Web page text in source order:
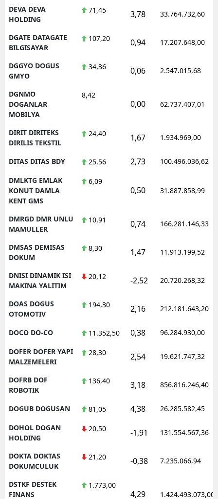
DEVA DEVA
HOLDING
71,45 3,78 33.764.732,60
DGATE DATAGATE
BILGISAYAR
107,20 0,94 17.207.648,00
DGGYO DOGUS
GMYO
34,36 0,06 2.547.015,68
DGNMO
DOGANLAR
MOBILYA
8,42
0,00 62.737.407,01
DIRIT DIRITEKS
DIRILIS TEKSTIL
24,40 1,67 1.934.969,00
DITAS DITAS BDY 25,56 2,73 100.496.036,62
DMLKTG EMLAK
KONUT DAMLA
KENT GMS
6,09
0,50 31.887.858,99
DMRGD DMR UNLU
MAMULLER
10,91 0,74 166.281.146,33
DMSAS DEMISAS
DOKUM
8,30 1,47 11.913.199,52
DNISI DINAMIK ISI
MAKINA YALITIM
20,12 -2,52 20.720.268,32
DOAS DOGUS
OTOMOTIV
194,30 2,16 212.181.643,20
DOCO DO-CO 11.352,50 0,38 96.284.930,00
DOFER DOFER YAPI
MALZEMELERI
28,30 2,54 19.621.747,32
DOFRB DOF
ROBOTIK
136,40 3,18 856.816.246,40
DOGUB DOGUSAN 81,05 4,38 26.285.582,45
DOHOL DOGAN
HOLDING
20,50 -1,91 131.554.567,36
DOKTA DOKTAS
DOKUMCULUK
21,20 -0,38 7.235.066,94
DSTKF DESTEK
FINANS
1.773,00
4,29 1.424.493.073,00